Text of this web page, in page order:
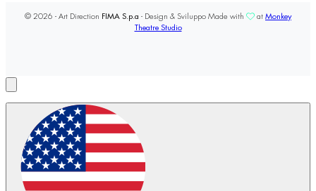
© 2026 - Art Direction FIMA S.p.a - Design & Sviluppo Made with at Monkey
Theatre Studio